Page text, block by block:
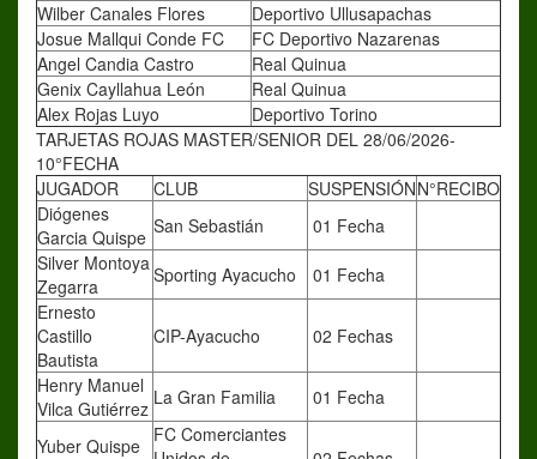
Wilber Canales Flores
Deportivo Ullusapachas
Josue Mallqui Conde FC
FC Deportivo Nazarenas
Angel Candia Castro
Real Quinua
Genix Cayllahua León
Real Quinua
Alex Rojas Luyo
Deportivo Torino
TARJETAS ROJAS MASTER/SENIOR DEL 28/06/2026-
10°FECHA
JUGADOR
CLUB SUSPENSIÓNN°RECIBO
Diógenes
Garcia Quispe San Sebastián
01 Fecha
Silver Montoya
Zegarra
Sporting Ayacucho
01 Fecha
Ernesto
Castillo
Bautista
CIP-Ayacucho 02 Fechas
Henry Manuel
Vilca Gutiérrez La Gran Familia 01 Fecha
Yuber Quispe FC Comerciantes